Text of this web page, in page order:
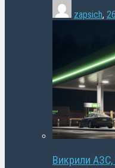
zapsich,
Викрили